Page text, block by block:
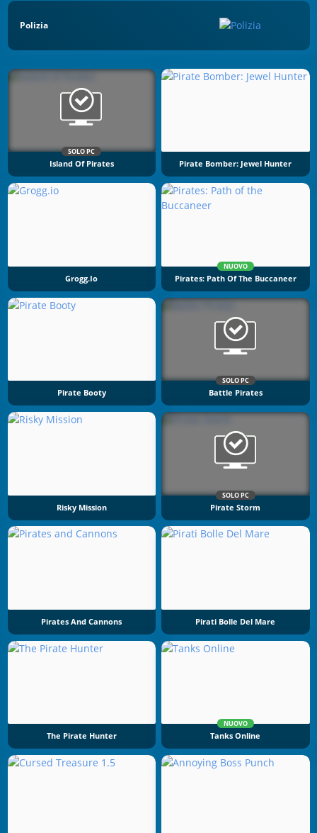
Polizia
SOLO PC
Island Of Pirates Pirate Bomber: Jewel Hunter
Grogg.io
NUOVO
Pirates: Path Of The Buccaneer
Pirate Booty
SOLO PC
Battle Pirates
Risky Mission
SOLO PC
Pirate Storm
Pirates And Cannons Pirati Bolle Del Mare
The Pirate Hunter
NUOVO
Tanks Online